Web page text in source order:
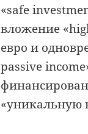
«safe
вложение
евро и
passive
«уникальную